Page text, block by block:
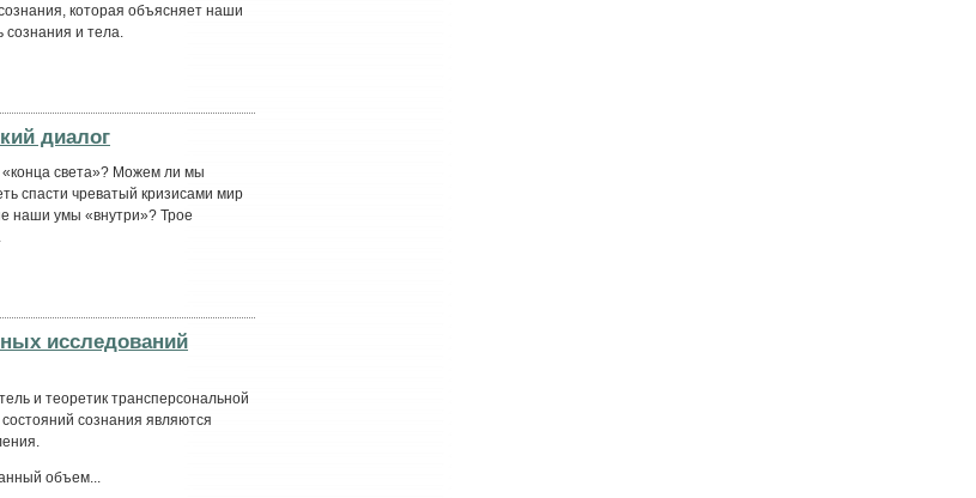
которая объясняет наши
и тела.
диалог
«конца света»? Можем ли мы
спасти чреватый кризисами мир
наши умы «внутри»? Трое
исследований
и теоретик трансперсональной
сознания являются
объем...